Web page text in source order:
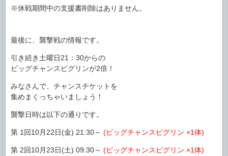
※休戦期間中の支援書削除はありません。
最後に、襲撃戦の情報です。
引き続き土曜日21：30からの
ビッグチャンスピグリンが2倍！
みなさんで、チャンスチケットを
集めまくっちゃいましょう！
襲撃日時は以下の通りです。
第 1回10月22日(金) 21:30～ (ビッグチャンスピグリン ×1体)
第 2回10月23日(土) 09:30～ (ビッグチャンスピグリン ×1体)